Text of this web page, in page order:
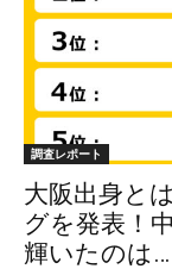
調査レポート
大阪出身と
グを発表！
輝いたのは…